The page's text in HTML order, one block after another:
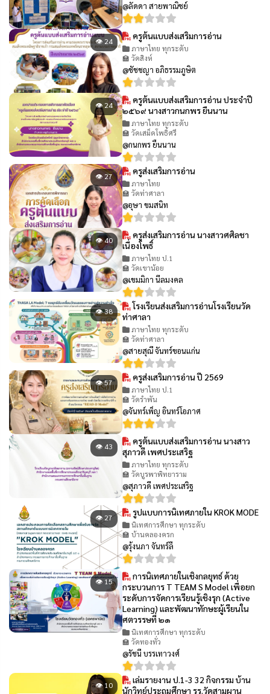
@ลัดดา สายพาณิชย์
👁 24 ครูต้นแบบส่งเสริมการอ่าน
ภาษาไทย ทุกระดับ
🏫 วัดสิงห์
@ชัชชญา อภิธรรมภูษิต
👁 24
ครูต้นแบบส่งเสริมการอ่าน ประจำปี
๒๕๖๙ นางสาวกนกพร ยืนนาน
ภาษาไทย ทุกระดับ
🏫 วัดเสม็ดโพธิ์ศรี
@กนกพร ยืนนาน
👁 27 ครูส่งเสริมการอ่าน
ภาษาไทย
🏫 วัดท่าศาลา
@อุษา ขมสนิท
👁 40
ครูส่งเสริมการอ่าน นางสาวศศิลชา
เนื่องโพธิ์
ภาษาไทย ป.1
🏫 วัดเขาน้อย
@เขมมิกา นีลมงคล
👁 38
โรงเรียนส่งเสริมการอ่านโรงเรียนวัด
ท่าศาลา
ภาษาไทย ทุกระดับ
🏫 วัดท่าศาลา
@สายสุณี จันทร์ขอนแก่น
👁 57 ครูส่งเสริมการอ่าน ปี 2569
ภาษาไทย ป.1
🏫 วัดรำพัน
@จันทร์เพ็ญ อินทร์โอภาศ
👁 43
ครูต้นแบบส่งเสริมการอ่าน นางสาว
สุภาวดี เพศประเสริฐ
ภาษาไทย ทุกระดับ
🏫 วัดบูรพาพิทยาราม
@สุภาวดี เพศประเสริฐ
👁 27 รูปแบบการนิเทศภายใน KROK MODE
นิเทศการศึกษา ทุกระดับ
🏫 บ้านคลองครก
@รุ้งนภา จันทร์ลี
👁 15
การนิเทศภายในเชิงกลยุทธ์ ด้วย
กระบวนการ T TEAM S Model เพื่อยก
ระดับการจัดการเรียนรู้เชิงรุก (Active
Learning) และพัฒนาทักษะผู้เรียนใน
ศตวรรษที่ ๒๑
นิเทศการศึกษา ทุกระดับ
🏫 วัดทองทั่ว
@รัชนี บรรเทาวงศ์
👁 10
เล่มรายงาน ป.1-3 32 กิจกรรม บ้าน
นักวิทย์ประถมศึกษา รร.วัดสามผาน